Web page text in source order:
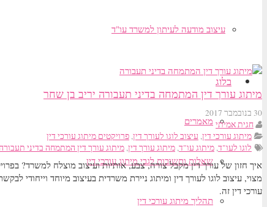
עיצוב מודעה לעיתון למשרד עו"ד
בלוג
מאמרים
שאלות ותשובות לגבי מיתוג עורכי דין
תהליך מיתוג עורכי דין
מיתוג עורך דין המתמחה בדיני תעבורה יריב בן שחר
30 בנובמבר 2017
חגית אמיתי
מיתוג עורכי דין, עיצוב לוגו לעורך דין, פרויקטים מיתוג עורכי דין
לוגו לעו"ד, מיתוג עו"ד, מיתוג עורך דין, מיתוג עורך דין המתמחה בדיני
איך חזון של עורך דין מקבל צורה, צבע, אותיות ועיצוב מוצלח למשרד?
מצוי, עיצוב לוגו לעורך דין ומיתוג ניירת משרדית בעיצוב מיוחד וייחודי
עורכי דין זה.